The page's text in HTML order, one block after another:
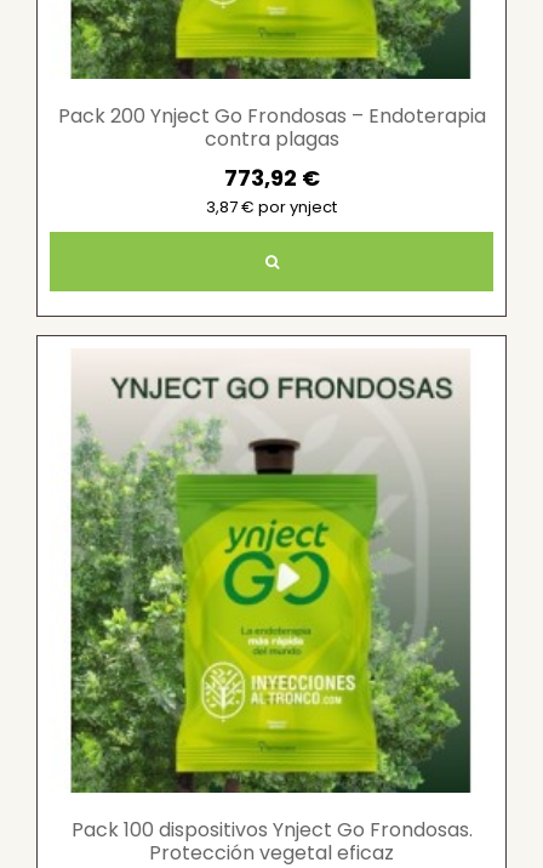
Pack 200 Ynject Go Frondosas – Endoterapia
contra plagas
773,92 €
3,87 € por ynject
Pack 100 dispositivos Ynject Go Frondosas.
Protección vegetal eficaz